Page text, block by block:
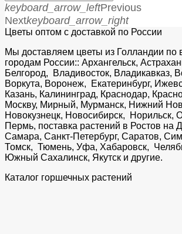
keyboard_arrow_leftPrevious
Nextkeyboard_arrow_right
Цветы оптом с доставкой по России
Мы доставляем цветы из Голландии по
городам России:: Архангельск,
Белгород, Владивосток, Владикавказ,
Воркута, Воронеж, Екатеринбург,
Казань, Калининград, Краснодар,
Москву, Мирный, Мурманск, Нижний
Новокузнецк, Новосибирск, Норильск,
Пермь, поставка растений в Ростов на
Самара, Санкт-Петербург, Саратов,
Томск, Тюмень, Уфа, Хабаровск,
Южный Сахалинск, Якутск и другие.
Каталог горшечных растений